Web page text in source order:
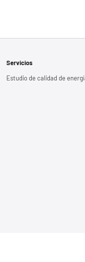
Servicios
Estudio de calidad de